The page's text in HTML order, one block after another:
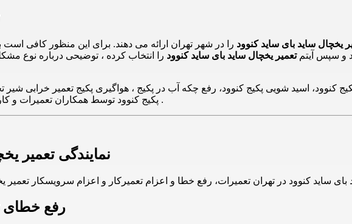
یخچال ساید بای ساید کنوود را در شهر تهران ارائه می دهند. برای این منظور کافی است
و سپس آیتمتعمیر یخچال ساید بای ساید کنوود را انتخاب کرده ، توضیحی درباره نوع
اسید شویی پکیج کنوود، رفع چکه آب در پکیج ، هواگیری پکیج تعمیر خرابی شیر
پکیج کنوود توسط همکاران تعمیرات و کارشناسان 24 تعمیر در سراسر تهران انجام می پذیرد .
نمایندگی تعمیر
رفع خطای